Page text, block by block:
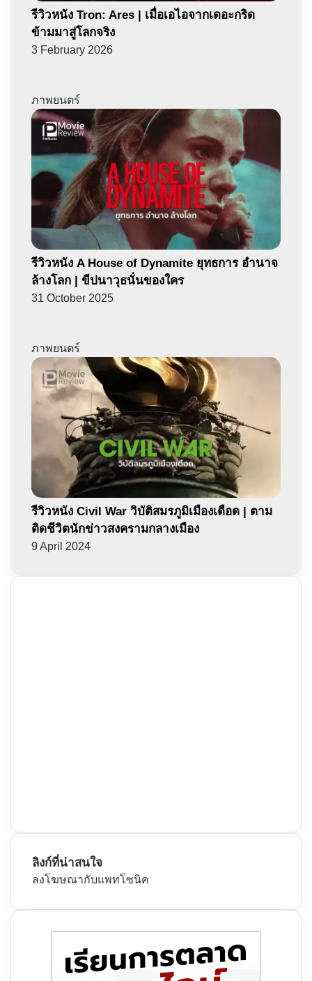
รีวิวหนัง Tron: Ares | เมื่อเอไอจากเดอะกริด
ข้ามมาสู่โลกจริง
3 February 2026
ภาพยนตร์
รีวิวหนัง A House of Dynamite ยุทธการ อำนาจ
ล้างโลก | ขีปนาวุธนั่นของใคร
31 October 2025
ภาพยนตร์
รีวิวหนัง Civil War วิบัติสมรภูมิเมืองเดือด | ตาม
ติดชีวิตนักข่าวสงครามกลางเมือง
9 April 2024
ลิงก์ที่น่าสนใจ
ลงโฆษณากับแพทโซนิค